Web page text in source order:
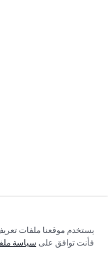
يستخدم موقعنا ملفات
فأنت توافق على سياسة